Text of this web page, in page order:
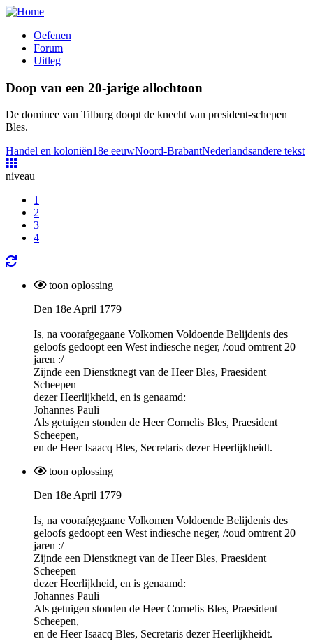
Overslaan
naar
inhoud
Hoofdnavigatie
Oefenen
Forum
Uitleg
Doop van een 20-jarige allochtoon
De dominee van Tilburg doopt de knecht van president-schepen
Bles.
Handel en koloniën18e eeuwNoord-BrabantNederlandsandere tekst
niveau
1
2
3
4
toon oplossing
Den 18e April 1779
Is, na voorafgegaane Volkomen Voldoende Belijdenis des
geloofs gedoopteen West indiesche neger, /:oud omtrent 20
jaren :/
Zijnde een Dienstknegtvan de Heer Bles, Praesident
Scheepen
dezer Heerlijkheid, en is genaamd:
Johannes Pauli
Als getuigen stonden de HeerCornelis Bles, Praesident
Scheepen,
en de HeerIsaacq Bles, Secretaris dezer Heerlijkheidt.
toon oplossing
Den 18e April 1779
Is, na voorafgegaane Volkomen Voldoende Belijdenis des
geloofs gedoopteen West indiesche neger, /:oud omtrent 20
jaren :/
Zijnde een Dienstknegtvan de Heer Bles, Praesident
Scheepen
dezer Heerlijkheid, en is genaamd:
Johannes Pauli
Als getuigen stonden de HeerCornelis Bles, Praesident
Scheepen,
en de HeerIsaacq Bles, Secretaris dezer Heerlijkheidt.